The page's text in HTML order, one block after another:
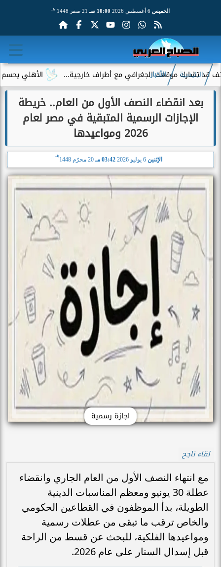
الخميس 10:00 صـ 21 صفر 1448 هـ
الأهلي يحسم الجدل موقعك الجغرافي مع أطراف خارجية...
الرئيسية الأخبار
بعد انقضاء النصف الأول من العام.. خريطة
الإجازات الرسمية المتبقية في مصر لعام
2026 ومواعيدها
الإثنين 6 يوليو 2026 03:42 مـ 20 محرّم 1448
هـ
اجازة رسمية
لقاء ناجح
مع انتهاء النصف الأول من العام الجاري وانقضاء
عطلة 30 يونيو ومعظم المناسبات الدينية
الطويلة، بدأ الموظفون في القطاعين الحكومي
والخاص ترقب ما تبقى من عطلات رسمية
ومواعيدها الفلكية، للبحث عن قسط من الراحة
قبل إسدال الستار على عام 2026.